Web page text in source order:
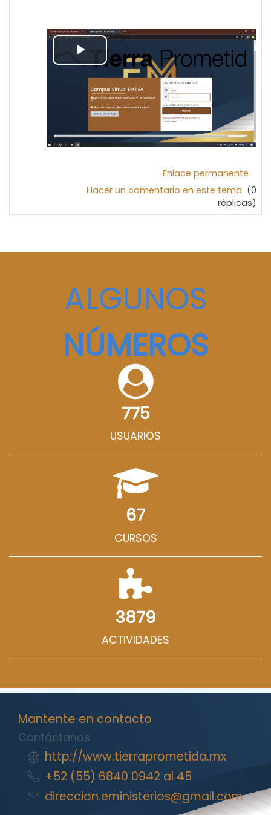
Reproducir
Vídeo
Enlace permanente
Hacer un comentario en este tema (0
réplicas)
ALGUNOS
NÚMEROS
775
USUARIOS
67
CURSOS
3879
ACTIVIDADES
Mantente en contacto
Contáctanos
http://www.tierraprometida.mx
+52 (55) 6840 0942 al 45
direccion.eministerios@gmail.com